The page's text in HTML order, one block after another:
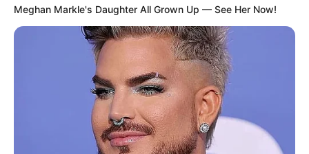
Meghan Markle's Daughter All Grown Up — See Her Now!